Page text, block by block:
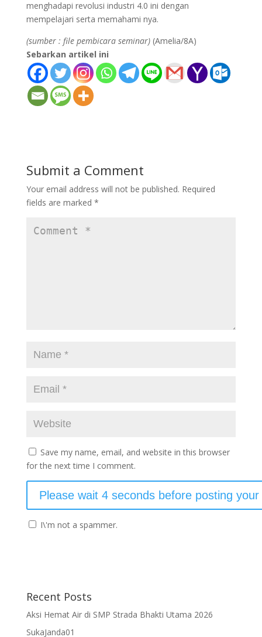
menghadapi revolusi industri 4.0 ini dengan
mempelajari serta memahami nya.
(sumber : file pembicara seminar)(Amelia/8A)
Sebarkan artikel ini
Submit a Comment
Your email address will not be published. Required
fields are marked *
Save my name, email, and website in this browser
for the next time I comment.
I\'m not a spammer.
Recent Posts
Aksi Hemat Air di SMP Strada Bhakti Utama 2026
SukaJanda01